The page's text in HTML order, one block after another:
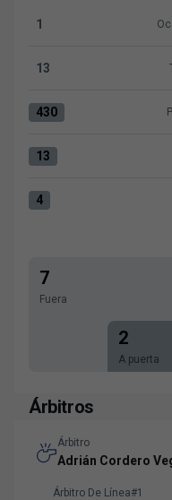
Ocasiones
1
Tiros totales:Albacete
13
Pases
430
Faltas:Albacete BP 13
13
Corners:Albacete BP 4
4
7
Fuera
2
A puerta
Árbitros
Árbitro
Adrián Cordero
Árbitro De Línea#1